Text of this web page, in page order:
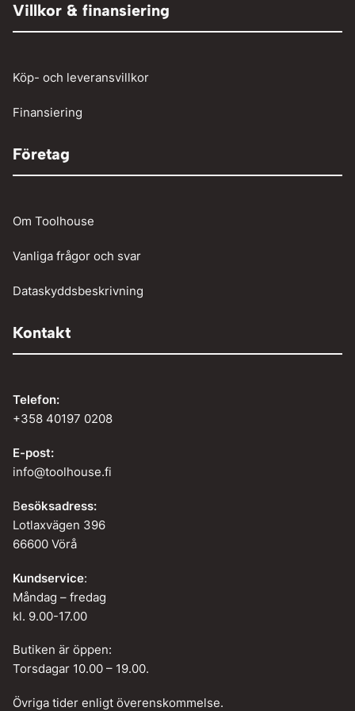
Verkstadstvätt
Vinschar
Person och paketbil
Villkor & finansiering
Köp- och leveransvillkor
Finansiering
Företag
Om Toolhouse
Vanliga frågor och svar
Dataskyddsbeskrivning
Kontakt
Telefon:
+358 40197 0208
E-post:
info@toolhouse.fi
Besöksadress:
Lotlaxvägen 396
66600 Vörå
Kundservice:
Måndag – fredag
kl. 9.00-17.00
Butiken är öppen:
Torsdagar 10.00 – 19.00.
Övriga tider enligt överenskommelse.